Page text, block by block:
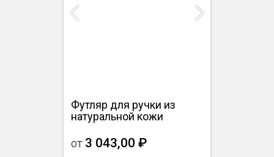
Previous Next
Футляр для ручки из
натуральной кожи
от 3 043,00 ₽